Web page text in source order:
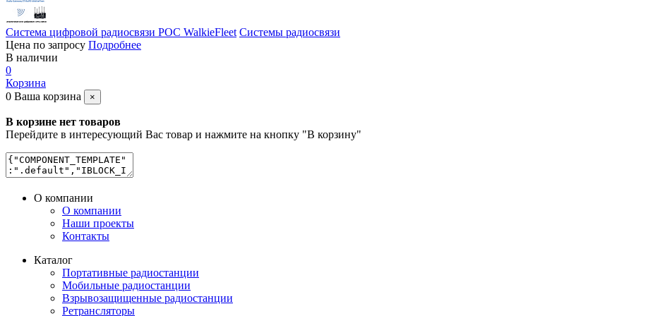
Система цифровой радиосвязи POC WalkieFleet Системы радиосвязи
Цена по запросу Подробнее
В наличии
0
Корзина
0 Ваша корзина ×
В корзине нет товаров
Перейдите в интересующий Вас товар и нажмите на кнопку "В корзину"
О компании
О компании
Наши проекты
Контакты
Каталог
Портативные радиостанции
Мобильные радиостанции
Взрывозащищенные радиостанции
Ретрансляторы